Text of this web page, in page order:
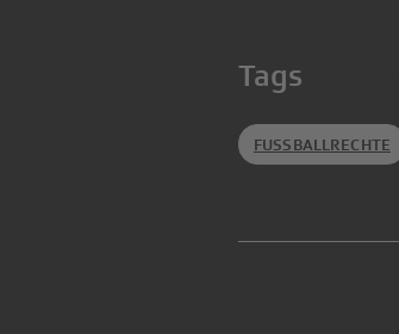
Tags
FUSSBALLRECHTE